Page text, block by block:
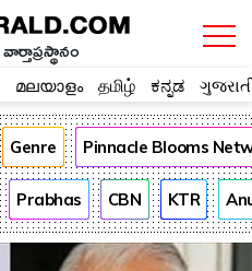
മലയാളം தமிழ் ಕನ್ನಡ
Genre Pinnacle Blooms
Prabhas CBN KTR